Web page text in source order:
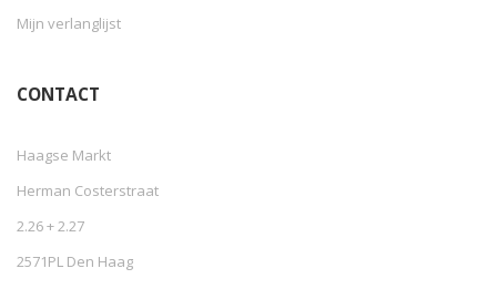
Mijn verlanglijst
CONTACT
Haagse Markt
Herman Costerstraat
2.26 + 2.27
2571PL Den Haag